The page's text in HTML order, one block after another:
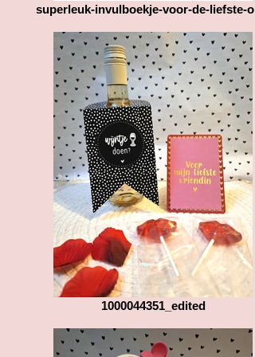
superleuk-invulboekje-voor-de-liefste-
1000044351_edited